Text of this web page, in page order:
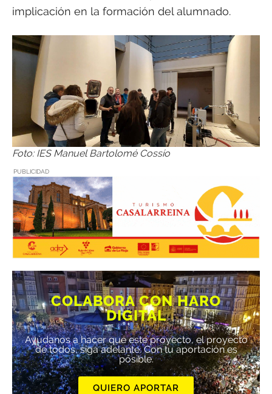
implicación en la formación del alumnado.
Foto: IES Manuel Bartolomé Cossío
PUBLICIDAD
COLABORA CON HARO
DIGITAL
Ayúdanos a hacer que este proyecto, el proyecto
de todos, siga adelante. Con tu aportación es
posible.
QUIERO APORTAR